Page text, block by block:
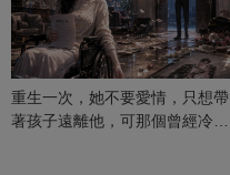
重生一次，她不要愛情，只想帶
著孩子遠離他，可那個曾經冷漠